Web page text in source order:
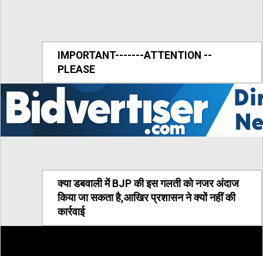
IMPORTANT-------ATTENTION --
PLEASE
क्या डबवाली में BJP की इस गलती को नजर अंदाज
किया जा सकता है,आखिर प्रशासन ने क्यों नहीं की
कार्रवाई